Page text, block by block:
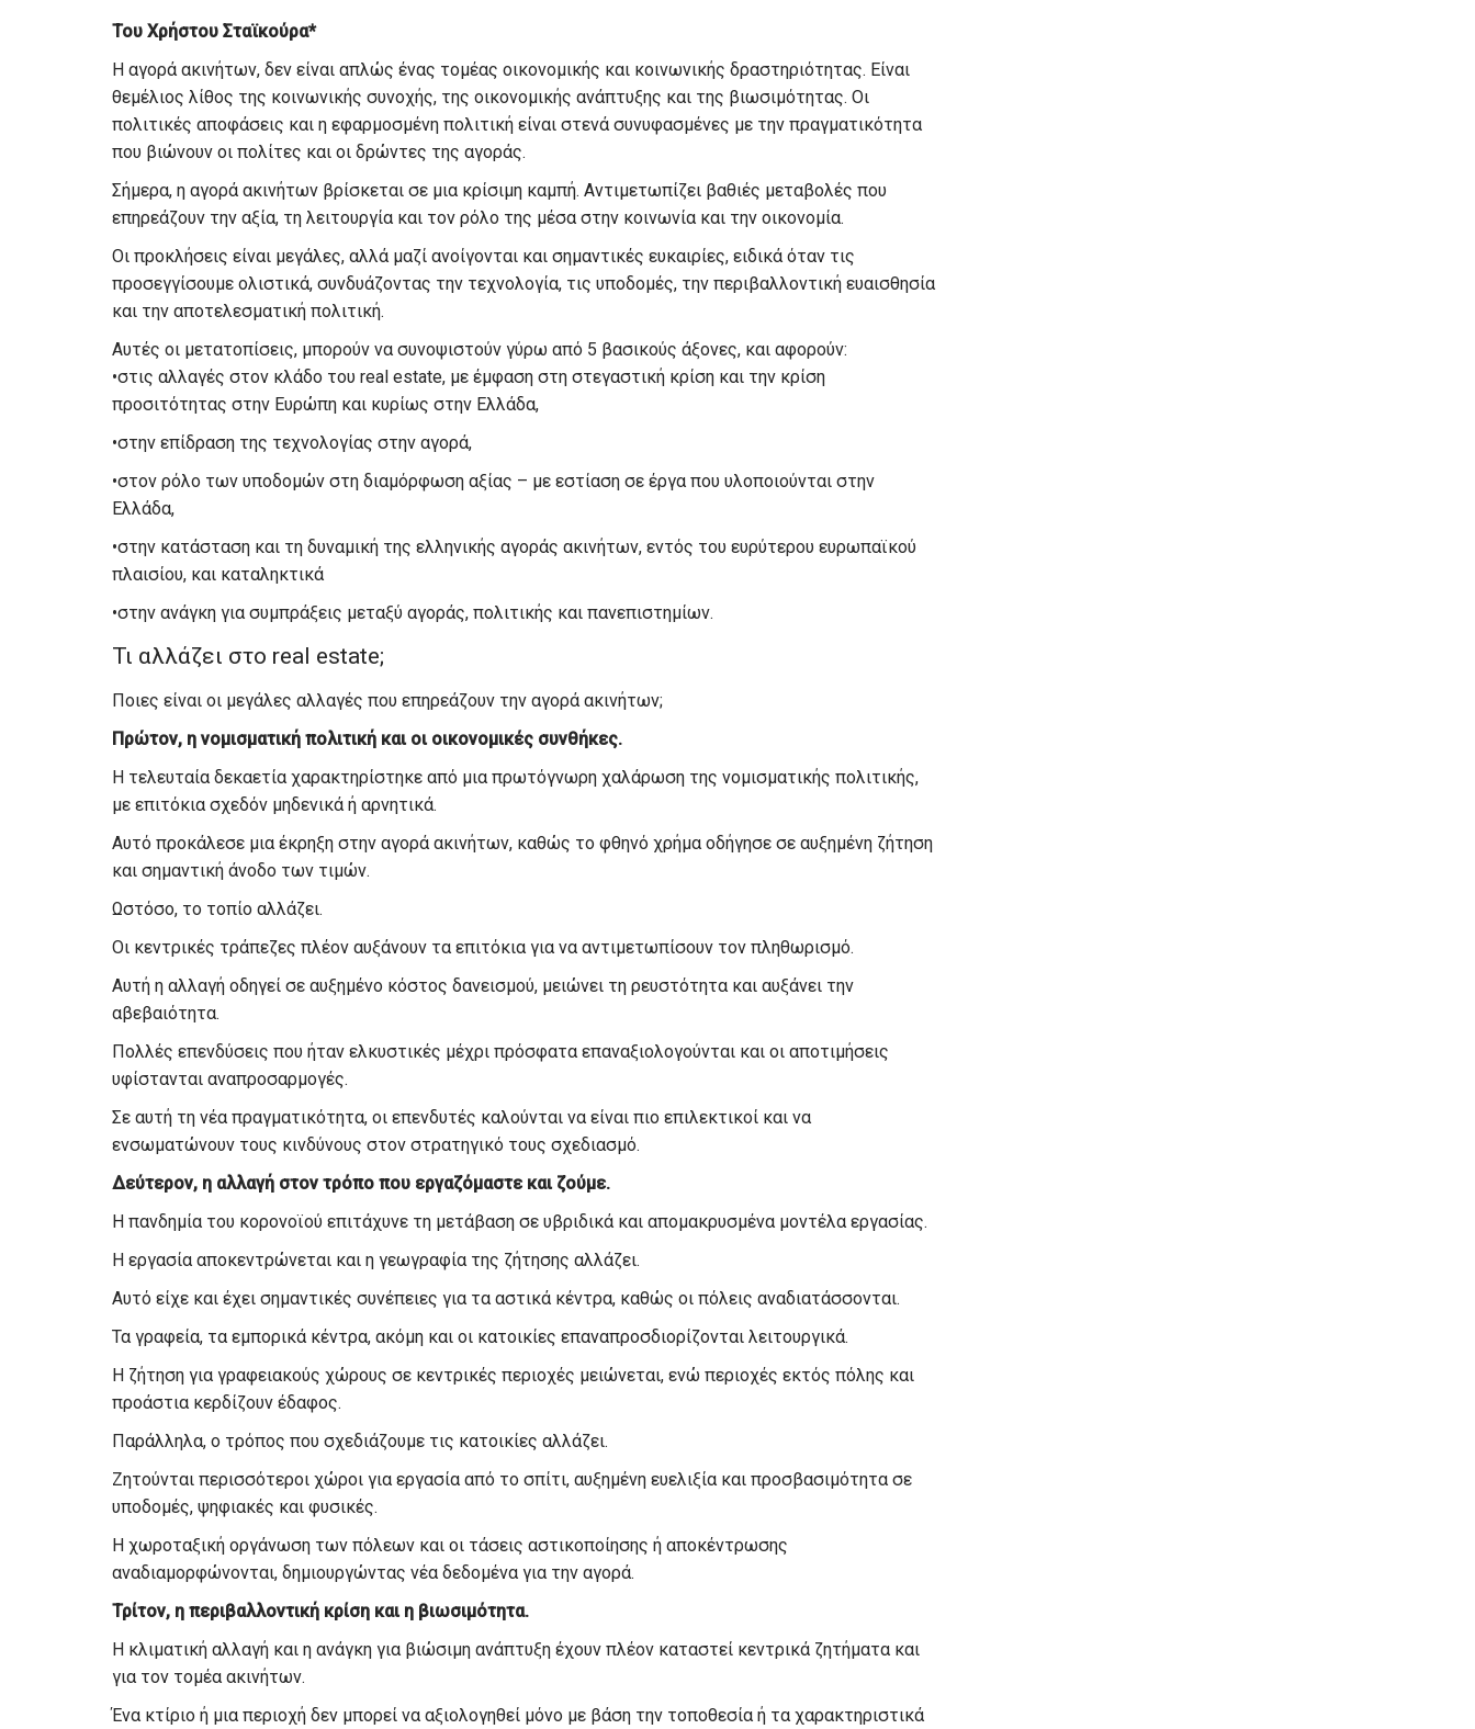
Του Χρήστου Σταϊκούρα*
Η αγορά ακινήτων, δεν είναι απλώς ένας τομέας οικονομικής και κοινωνικής δραστηριότητας. Είναι
θεμέλιος λίθος της κοινωνικής συνοχής, της οικονομικής ανάπτυξης και της βιωσιμότητας. Οι
πολιτικές αποφάσεις και η εφαρμοσμένη πολιτική είναι στενά συνυφασμένες με την πραγματικότητα
που βιώνουν οι πολίτες και οι δρώντες της αγοράς.
Σήμερα, η αγορά ακινήτων βρίσκεται σε μια κρίσιμη καμπή. Αντιμετωπίζει βαθιές μεταβολές που
επηρεάζουν την αξία, τη λειτουργία και τον ρόλο της μέσα στην κοινωνία και την οικονομία.
Οι προκλήσεις είναι μεγάλες, αλλά μαζί ανοίγονται και σημαντικές ευκαιρίες, ειδικά όταν τις
προσεγγίσουμε ολιστικά, συνδυάζοντας την τεχνολογία, τις υποδομές, την περιβαλλοντική ευαισθησία
και την αποτελεσματική πολιτική.
Αυτές οι μετατοπίσεις, μπορούν να συνοψιστούν γύρω από 5 βασικούς άξονες, και αφορούν:
•στις αλλαγές στον κλάδο του real estate, με έμφαση στη στεγαστική κρίση και την κρίση
προσιτότητας στην Ευρώπη και κυρίως στην Ελλάδα,
•στην επίδραση της τεχνολογίας στην αγορά,
•στον ρόλο των υποδομών στη διαμόρφωση αξίας – με εστίαση σε έργα που υλοποιούνται στην
Ελλάδα,
•στην κατάσταση και τη δυναμική της ελληνικής αγοράς ακινήτων, εντός του ευρύτερου ευρωπαϊκού
πλαισίου, και καταληκτικά
•στην ανάγκη για συμπράξεις μεταξύ αγοράς, πολιτικής και πανεπιστημίων.
Τι αλλάζει στο real estate;
Ποιες είναι οι μεγάλες αλλαγές που επηρεάζουν την αγορά ακινήτων;
Πρώτον, η νομισματική πολιτική και οι οικονομικές συνθήκες.
Η τελευταία δεκαετία χαρακτηρίστηκε από μια πρωτόγνωρη χαλάρωση της νομισματικής πολιτικής,
με επιτόκια σχεδόν μηδενικά ή αρνητικά.
Αυτό προκάλεσε μια έκρηξη στην αγορά ακινήτων, καθώς το φθηνό χρήμα οδήγησε σε αυξημένη ζήτηση
και σημαντική άνοδο των τιμών.
Ωστόσο, το τοπίο αλλάζει.
Οι κεντρικές τράπεζες πλέον αυξάνουν τα επιτόκια για να αντιμετωπίσουν τον πληθωρισμό.
Αυτή η αλλαγή οδηγεί σε αυξημένο κόστος δανεισμού, μειώνει τη ρευστότητα και αυξάνει την
αβεβαιότητα.
Πολλές επενδύσεις που ήταν ελκυστικές μέχρι πρόσφατα επαναξιολογούνται και οι αποτιμήσεις
υφίστανται αναπροσαρμογές.
Σε αυτή τη νέα πραγματικότητα, οι επενδυτές καλούνται να είναι πιο επιλεκτικοί και να
ενσωματώνουν τους κινδύνους στον στρατηγικό τους σχεδιασμό.
Δεύτερον, η αλλαγή στον τρόπο που εργαζόμαστε και ζούμε.
Η πανδημία του κορονοϊού επιτάχυνε τη μετάβαση σε υβριδικά και απομακρυσμένα μοντέλα εργασίας.
Η εργασία αποκεντρώνεται και η γεωγραφία της ζήτησης αλλάζει.
Αυτό είχε και έχει σημαντικές συνέπειες για τα αστικά κέντρα, καθώς οι πόλεις αναδιατάσσονται.
Τα γραφεία, τα εμπορικά κέντρα, ακόμη και οι κατοικίες επαναπροσδιορίζονται λειτουργικά.
Η ζήτηση για γραφειακούς χώρους σε κεντρικές περιοχές μειώνεται, ενώ περιοχές εκτός πόλης και
προάστια κερδίζουν έδαφος.
Παράλληλα, ο τρόπος που σχεδιάζουμε τις κατοικίες αλλάζει.
Ζητούνται περισσότεροι χώροι για εργασία από το σπίτι, αυξημένη ευελιξία και προσβασιμότητα σε
υποδομές, ψηφιακές και φυσικές.
Η χωροταξική οργάνωση των πόλεων και οι τάσεις αστικοποίησης ή αποκέντρωσης
αναδιαμορφώνονται, δημιουργώντας νέα δεδομένα για την αγορά.
Τρίτον, η περιβαλλοντική κρίση και η βιωσιμότητα.
Η κλιματική αλλαγή και η ανάγκη για βιώσιμη ανάπτυξη έχουν πλέον καταστεί κεντρικά ζητήματα και
για τον τομέα ακινήτων.
Ένα κτίριο ή μια περιοχή δεν μπορεί να αξιολογηθεί μόνο με βάση την τοποθεσία ή τα χαρακτηριστικά